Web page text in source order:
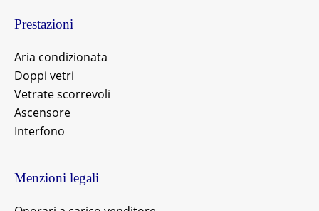
Prestazioni
Aria condizionata
Doppi vetri
Vetrate scorrevoli
Ascensore
Interfono
Menzioni legali